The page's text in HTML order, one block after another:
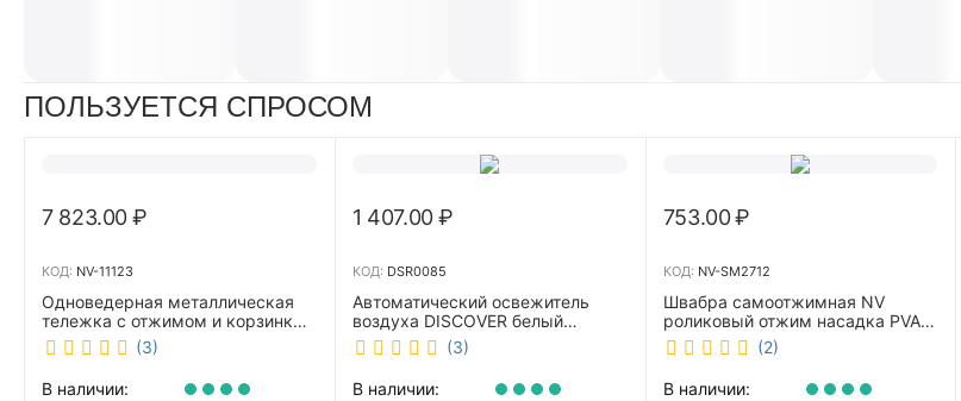
ПОЛЬЗУЕТСЯ СПРОСОМ
7 823.00₽
КОД: NV-11123
Одноведерная металлическая
тележка с отжимом и корзинкой
под химию NV 23 л NV-11123
(3)
В наличии:
1 407.00₽
КОД: DSR0085
Автоматический освежитель
воздуха DISCOVER белый
DSR0085
(3)
В наличии:
753.00₽
КОД: NV-SM2712
Швабра самоотжимная NV
роликовый отжим насадка PVA
27 см телескопическая рукоятка
70-125 см NV-SM2712
(2)
В наличии: